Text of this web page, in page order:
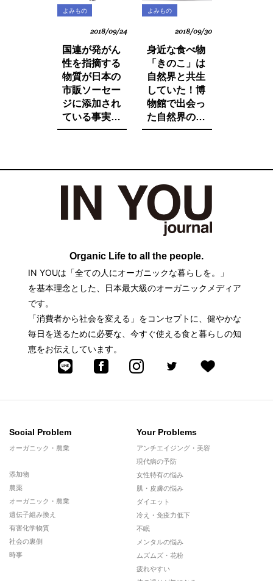
よみもの
2018/09/24
国連が発がん
性を指摘する
物質が日本の
市販ソーセー
ジに添加され
ている事実を
ご存知です
子供に食べさ
せたくないそ
の中身とは。
よみもの
2018/09/30
身近な食べ物
「きのこ」は
自然界と共生
していた！博
物館で出会っ
た自然界の法
則と栄養価が
Organic Life to all the people.
IN YOUは「全ての人にオーガニックな暮らしを。」
を基本理念とした、日本最大級のオーガニックメディア
です。
「消費者から社会を変える」をコンセプトに、健やかな
毎日を送るために必要な、今すぐ使える食と暮らしの知
恵をお伝えしています。
Social Problem
オーガニック・農業
添加物
農薬
オーガニック・農業
遺伝子組み換え
有害化学物質
社会の裏側
時事
Your Problems
アンチエイジング・美容
現代病の予防
女性特有の悩み
肌・皮膚の悩み
ダイエット
冷え・免疫力低下
不眠
メンタルの悩み
ムズムズ・花粉
疲れやすい